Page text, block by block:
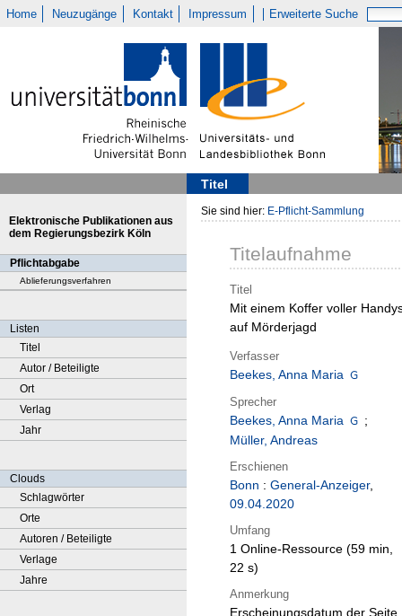
Home Neuzugänge Kontakt Impressum Erweiterte Suche
Titel
Elektronische Publikationen aus
dem Regierungsbezirk Köln
Pflichtabgabe
Ablieferungsverfahren
Listen
Titel
Autor / Beteiligte
Ort
Verlag
Jahr
Clouds
Schlagwörter
Orte
Autoren / Beteiligte
Verlage
Jahre
Sie sind hier: E-Pflicht-Sammlung
Titelaufnahme
Titel
Mit einem Koffer voller
auf Mörderjagd
Verfasser
Beekes, Anna Maria
Sprecher
Beekes, Anna Maria
;
Müller, Andreas
Erschienen
Bonn : General-Anzeiger,
09.04.2020
Umfang
1 Online-Ressource (59 min,
22 s)
Anmerkung
Erscheinungsdatum der Seite